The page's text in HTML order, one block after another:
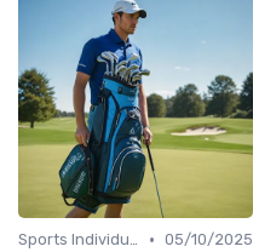
Sports Individuels et Collectifs • 05/10/2025